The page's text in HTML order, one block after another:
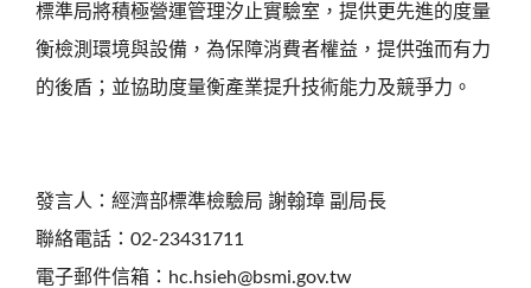
標準局將積極營運管理汐止實驗室，提供更先進的度量
衡檢測環境與設備，為保障消費者權益，提供強而有力
的後盾；並協助度量衡產業提升技術能力及競爭力。
發言人：經濟部標準檢驗局 謝翰璋 副局長
聯絡電話：02-23431711
電子郵件信箱：hc.hsieh@bsmi.gov.tw